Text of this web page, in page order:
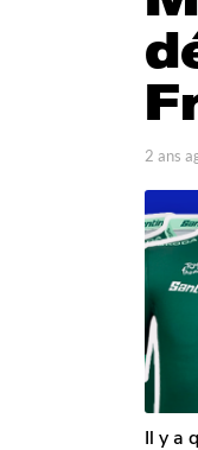
n
s
a
o
2
n
s
a
g
o
p
r
T
o
m
G
a
l
e
r
o
n
2 ans
Il y a